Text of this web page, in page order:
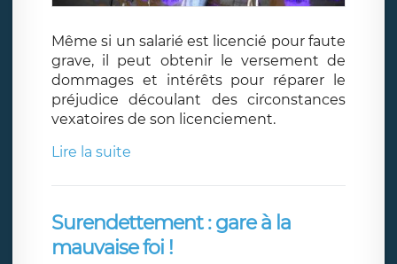
Même si un salarié est licencié pour faute
grave, il peut obtenir le versement de
dommages et intérêts pour réparer le
préjudice découlant des circonstances
vexatoires de son licenciement.
Lire la suite
Surendettement : gare à la
mauvaise foi !